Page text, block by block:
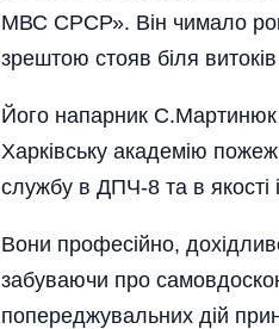
МВС СРСР». Він чимало
зрештою стояв біля
Його напарник С.Мартинюк
Харківську академію
службу в ДПЧ-8 та в якості
Вони професійно,
забуваючи про
попереджувальних дій